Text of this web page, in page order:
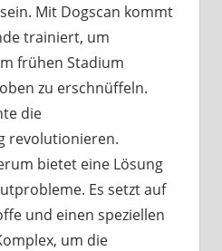
Mit Dogscan kommt
trainiert, um
frühen Stadium
zu erschnüffeln.
die
revolutionieren.
bietet eine Lösung
Es setzt auf
und einen speziellen
um die